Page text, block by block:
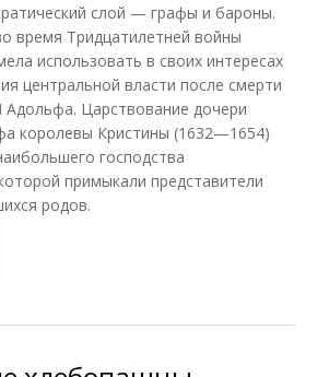
слой — графы и бароны.
время Тридцатилетней войны
использовать в своих интересах
центральной власти после смерти
Адольфа. Царствование дочери
королевы Кристины (1632—1654)
господства
примыкали представители
родов.